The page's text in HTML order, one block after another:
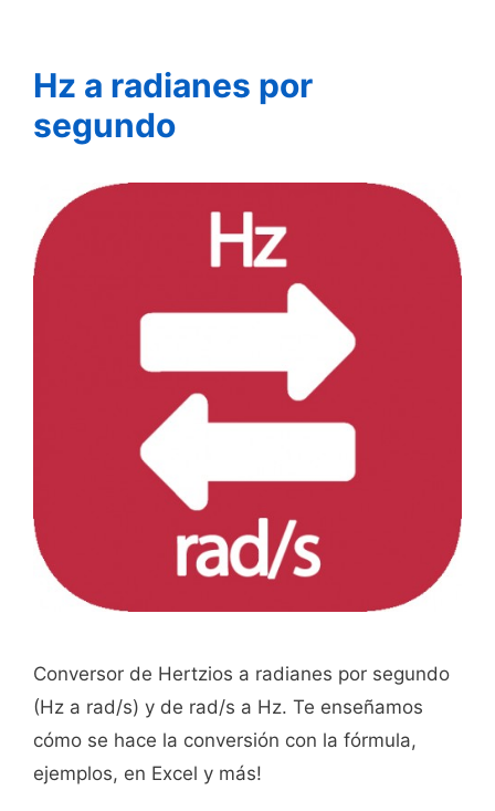
Hz a radianes por
segundo
Conversor de Hertzios a radianes por segundo
(Hz a rad/s) y de rad/s a Hz. Te enseñamos
cómo se hace la conversión con la fórmula,
ejemplos, en Excel y más!